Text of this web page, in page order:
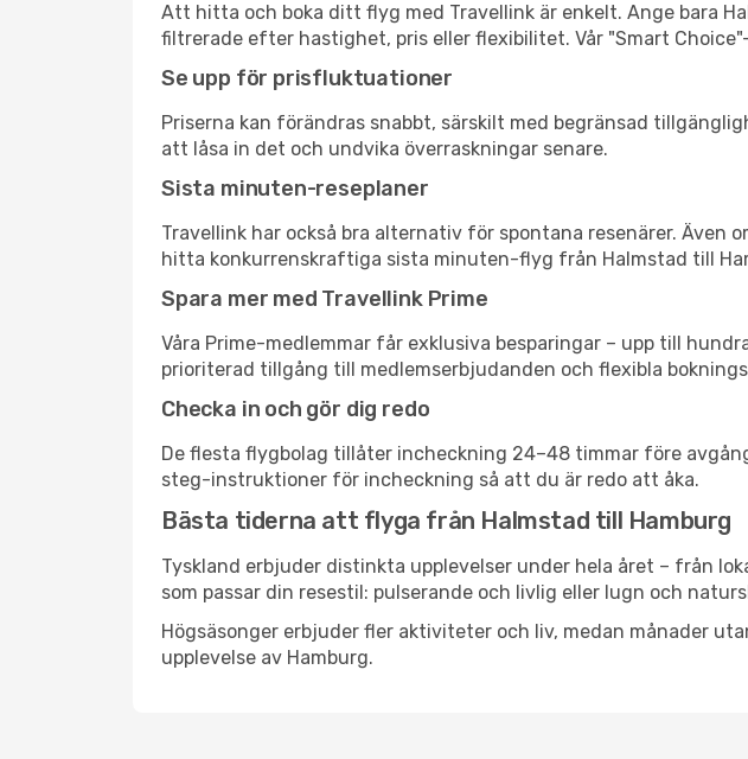
Att hitta och boka ditt flyg med Travellink är enkelt. Ange bara
filtrerade efter hastighet, pris eller flexibilitet. Vår "Smart
Se upp för prisfluktuationer
Priserna kan förändras snabbt, särskilt med begränsad
att låsa in det och undvika överraskningar senare.
Sista minuten-reseplaner
Travellink har också bra alternativ för spontana resenärer.
hitta konkurrenskraftiga sista minuten-flyg från Halmstad till
Spara mer med Travellink Prime
Våra Prime-medlemmar får exklusiva besparingar – upp till
prioriterad tillgång till medlemserbjudanden och flexibla
Checka in och gör dig redo
De flesta flygbolag tillåter incheckning 24–48 timmar före
steg-instruktioner för incheckning så att du är redo att åka.
Bästa tiderna att flyga från Halmstad till Hamburg
Tyskland erbjuder distinkta upplevelser under hela året – från
som passar din resestil: pulserande och livlig eller lugn och
Högsäsonger erbjuder fler aktiviteter och liv, medan månader
upplevelse av Hamburg.